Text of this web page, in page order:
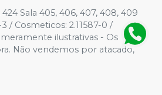
Sala 405, 406, 407, 408, 409
/ Cosmeticos: 2.11587-0 /
meramente ilustrativas - Os
Não vendemos por atacado,